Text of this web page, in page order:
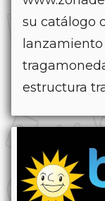
su catálogo
estructura